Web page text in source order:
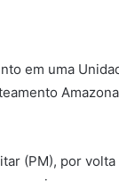
em uma
(PM), por volta